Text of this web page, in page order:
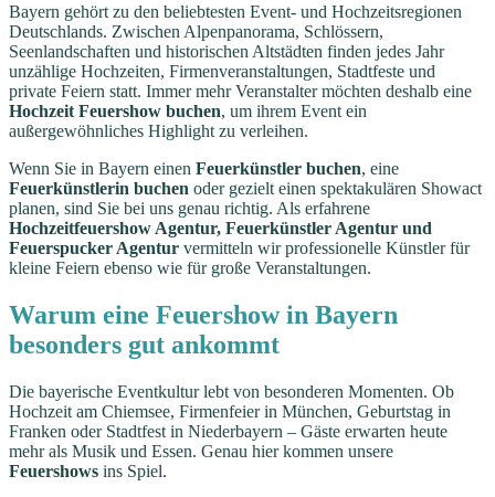
Bayern gehört zu den beliebtesten Event- und Hochzeitsregionen
Deutschlands. Zwischen Alpenpanorama, Schlössern,
Seenlandschaften und historischen Altstädten finden jedes Jahr
unzählige Hochzeiten, Firmenveranstaltungen, Stadtfeste und
private Feiern statt. Immer mehr Veranstalter möchten deshalb eine
Hochzeit Feuershow buchen, um ihrem Event ein
außergewöhnliches Highlight zu verleihen.
Wenn Sie in Bayern einen Feuerkünstler buchen, eine
Feuerkünstlerin buchen oder gezielt einen spektakulären Showact
planen, sind Sie bei uns genau richtig. Als erfahrene
Hochzeitfeuershow Agentur, Feuerkünstler Agentur und
Feuerspucker Agentur vermitteln wir professionelle Künstler für
kleine Feiern ebenso wie für große Veranstaltungen.
Warum eine Feuershow in Bayern
besonders gut ankommt
Die bayerische Eventkultur lebt von besonderen Momenten. Ob
Hochzeit am Chiemsee, Firmenfeier in München, Geburtstag in
Franken oder Stadtfest in Niederbayern – Gäste erwarten heute
mehr als Musik und Essen. Genau hier kommen unsere
Feuershows ins Spiel.